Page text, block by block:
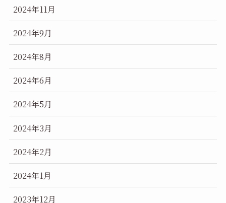
2024年11月
2024年9月
2024年8月
2024年6月
2024年5月
2024年3月
2024年2月
2024年1月
2023年12月